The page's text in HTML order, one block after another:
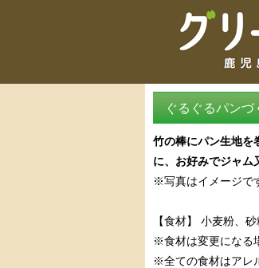
ぐるぐるパンづ
竹の棒にパン生地を
に、お好みでジャム
※写真はイメージで
【食材】 小麦粉、
※食材は変更になる
※全ての食材はアレ